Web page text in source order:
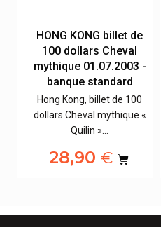
HONG KONG billet de
100 dollars Cheval
mythique 01.07.2003 -
banque standard
Hong Kong, billet de 100
dollars Cheval mythique «
Quilin »…
28,90 €